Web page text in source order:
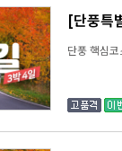
[단풍특
단풍 핵심